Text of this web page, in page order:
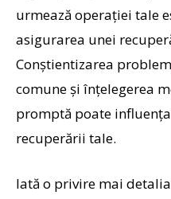
urmează operației tale
asigurarea unei
Conștientizarea
comune și înțelegerea
promptă poate
recuperării tale.
Iată o privire mai